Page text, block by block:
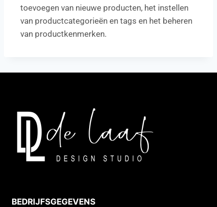
toevoegen van nieuwe producten, het instellen
van productcategorieën en tags en het beheren
van productkenmerken.
BEDRIJFSGEGEVENS